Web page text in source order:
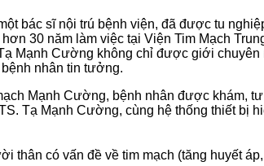
bác sĩ nội trú bệnh viện, đã được tu
30 năm làm việc tại Viện Tim Mạch
Mạnh Cường không chỉ được giới chuyên
nhân tin tưởng.
Mạnh Cường, bệnh nhân được khám,
Tạ Mạnh Cường, cùng hệ thống thiết bị
thân có vấn đề về tim mạch (tăng huyết